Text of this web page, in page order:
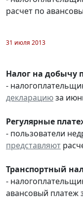
расчет по
31 июля 2013
Налог на добычу
-
декларациюза
Регулярные
- пользователи
представляют
Транспортный
-
авансовый платеж